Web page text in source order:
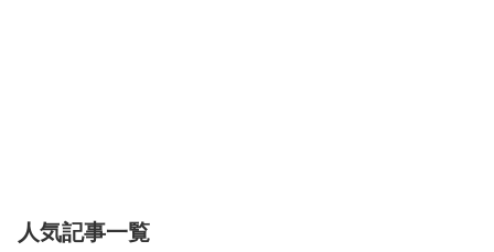
人気記事一覧